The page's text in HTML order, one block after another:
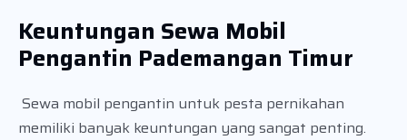
Keuntungan Sewa Mobil
Pengantin Pademangan Timur
Sewa mobil pengantin untuk pesta pernikahan
memiliki banyak keuntungan yang sangat penting.